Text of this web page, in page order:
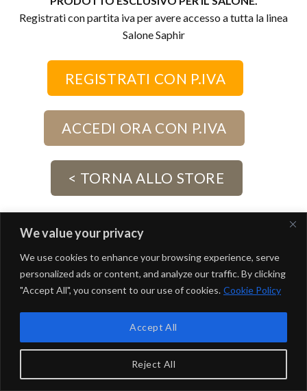
We value your privacy
We use cookies to enhance your browsing experience, serve
personalized ads or content, and analyze our traffic. By clicking
"Accept All", you consent to our use of cookies. Cookie Policy
Reject All
Accept All
Registrati con partita iva per avere accesso a tutta la linea
Salone Saphir
REGISTRATI CON P.IVA
ACCEDI ORA CON P.IVA
< TORNA ALLO STORE
Copyright 2026 ©Saphir Professional- Naico srl | P.IVA
15026241998